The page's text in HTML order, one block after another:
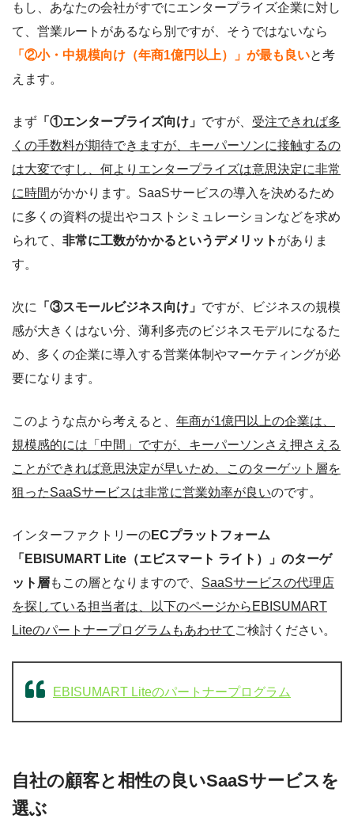
もし、あなたの会社がすでにエンタープライズ企業に対し
て、営業ルートがあるなら別ですが、そうではないなら
「②小・中規模向け（年商1億円以上）」が最も良いと考
えます。
まず 「①エンタープライズ向け」 ですが、 受注できれば多
くの手数料が期待できますが、キーパーソンに接触するの
は大変ですし、何よりエンタープライズは意思決定に非常
に時間がかかります。SaaSサービスの導入を決めるため
に多くの資料の提出やコストシミュレーションなどを求め
られて、 非常に工数がかかるというデメリット がありま
す。
次に 「③スモールビジネス向け」 ですが、ビジネスの規模
感が大きくはない分、薄利多売のビジネスモデルになるた
め、多くの企業に導入する営業体制やマーケティングが必
要になります。
このような点から考えると、 年商が1億円以上の企業は、
規模感的には「中間」ですが、キーパーソンさえ押さえる
ことができれば意思決定が早いため、このターゲット層を
狙ったSaaSサービスは非常に営業効率が良いのです。
インターファクトリーのECプラットフォーム
「EBISUMART Lite（エビスマート ライト）」のターゲ
ット層もこの層となりますので、 SaaSサービスの代理店
を探している担当者は、以下のページからEBISUMART
Liteのパートナープログラムもあわせて ご検討ください。
EBISUMART Liteのパートナープログラム
自社の顧客と相性の良いSaaSサービスを
選ぶ